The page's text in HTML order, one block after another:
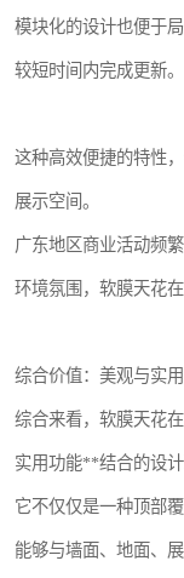
模块化的设计也便于
较短时间内完成更新。
这种高效便捷的特性
展示空间。
广东地区商业活动频
环境氛围，软膜天花
综合价值：美观与实
综合来看，软膜天花
实用功能**结合的设计
它不仅仅是一种顶部
能够与墙面、地面、